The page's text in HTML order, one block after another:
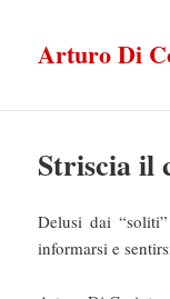
Arturo Di
Striscia il
Delusi dai
informarsi e